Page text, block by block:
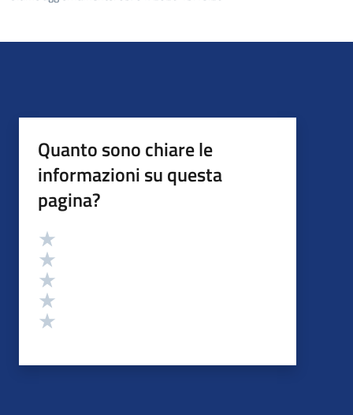
Quanto sono chiare le
informazioni su questa
pagina?
Valutazione